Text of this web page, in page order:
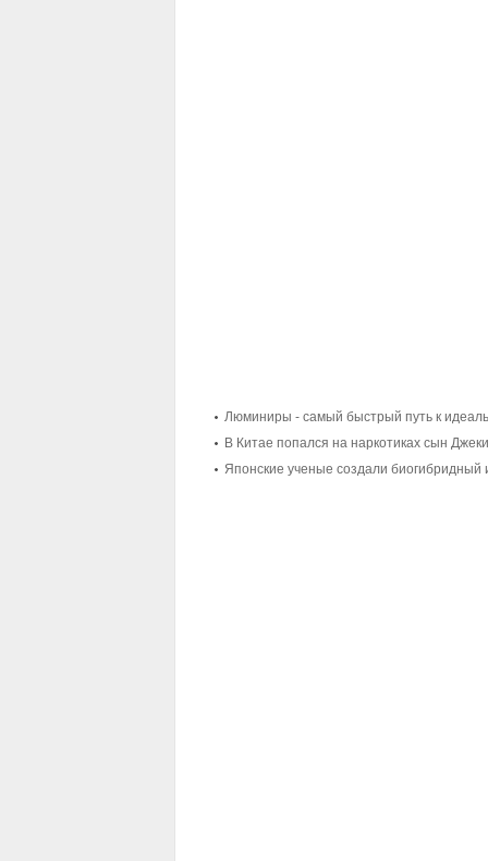
Люминиры - самый быстрый путь к
В Китае попался на наркотиках сын
Японские ученые создали биогибридный